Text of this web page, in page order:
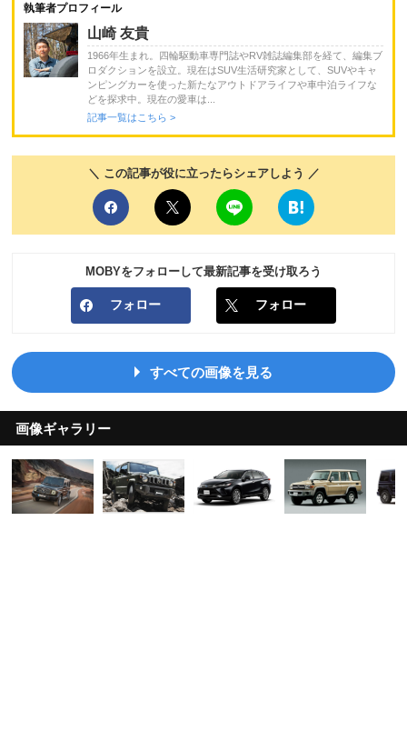
執筆者プロフィール
山崎 友貴
1966年生まれ。四輪駆動車専門誌やRV雑誌編集部を経て、編集ブ
ロダクションを設立。現在はSUV生活研究家として、SUVやキャ
ンピングカーを使った新たなアウトドアライフや車中泊ライフな
どを探求中。現在の愛車は...
記事一覧はこちら >
＼ この記事が役に立ったらシェアしよう ／
MOBYをフォローして最新記事を受け取ろう
フォロー フォロー
すべての画像を見る
画像ギャラリー